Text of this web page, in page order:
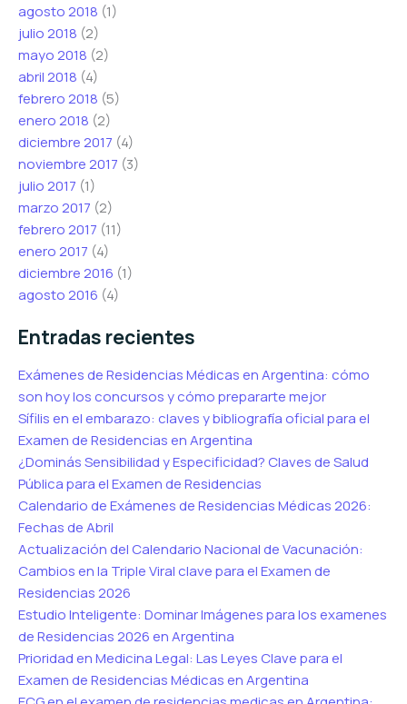
agosto 2018 (1)
julio 2018 (2)
mayo 2018 (2)
abril 2018 (4)
febrero 2018 (5)
enero 2018 (2)
diciembre 2017 (4)
noviembre 2017 (3)
julio 2017 (1)
marzo 2017 (2)
febrero 2017 (11)
enero 2017 (4)
diciembre 2016 (1)
agosto 2016 (4)
Entradas recientes
Exámenes de Residencias Médicas en Argentina: cómo
son hoy los concursos y cómo prepararte mejor
Sífilis en el embarazo: claves y bibliografía oficial para el
Examen de Residencias en Argentina
¿Dominás Sensibilidad y Especificidad? Claves de Salud
Pública para el Examen de Residencias
Calendario de Exámenes de Residencias Médicas 2026:
Fechas de Abril
Actualización del Calendario Nacional de Vacunación:
Cambios en la Triple Viral clave para el Examen de
Residencias 2026
Estudio Inteligente: Dominar Imágenes para los examenes
de Residencias 2026 en Argentina
Prioridad en Medicina Legal: Las Leyes Clave para el
Examen de Residencias Médicas en Argentina